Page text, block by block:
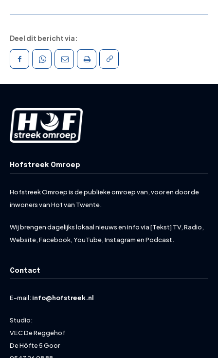
Deel dit bericht via:
Hofstreek Omroep
Hofstreek Omroep is de publieke omroep van, voor en door de
inwoners van Hof van Twente.
Wij brengen dagelijks lokaal nieuws en info via [Tekst] TV, Radio,
Website, Facebook, YouTube, Instagram en Podcast.
Contact
E-mail: info@hofstreek.nl
Studio:
VEC De Reggehof
De Höfte 5 Goor